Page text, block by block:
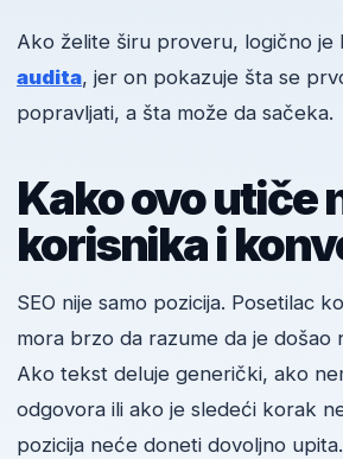
Ako želite širu proveru, logično je
audita, jer on pokazuje šta se
popravljati, a šta može da sačeka.
Kako ovo utiče
korisnika i
SEO nije samo pozicija. Posetilac
mora brzo da razume da je došao
Ako tekst deluje generički, ako
odgovora ili ako je sledeći korak
pozicija neće doneti dovoljno upita.